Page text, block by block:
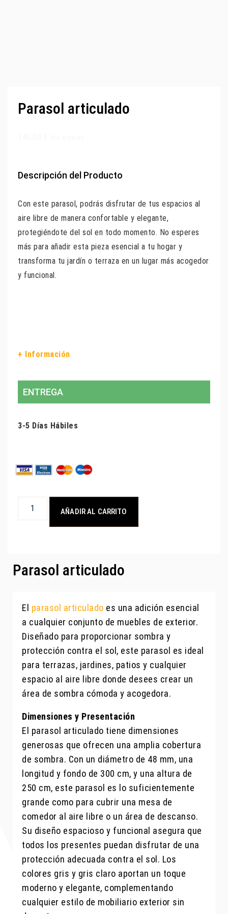
Parasol articulado
Descripción del Producto
Con este parasol, podrás disfrutar de tus espacios al
aire libre de manera confortable y elegante,
protegiéndote del sol en todo momento. No esperes
más para añadir esta pieza esencial a tu hogar y
transforma tu jardín o terraza en un lugar más acogedor
y funcional.
+ Información
ENTREGA
3-5 Días Hábiles
AÑADIR AL CARRITO
Parasol articulado
El parasol articulado es una adición esencial
a cualquier conjunto de muebles de exterior.
Diseñado para proporcionar sombra y
protección contra el sol, este parasol es ideal
para terrazas, jardines, patios y cualquier
espacio al aire libre donde desees crear un
área de sombra cómoda y acogedora.
Dimensiones y Presentación
El parasol articulado tiene dimensiones
generosas que ofrecen una amplia cobertura
de sombra. Con un diámetro de 48 mm, una
longitud y fondo de 300 cm, y una altura de
250 cm, este parasol es lo suficientemente
grande como para cubrir una mesa de
comedor al aire libre o un área de descanso.
Su diseño espacioso y funcional asegura que
todos los presentes puedan disfrutar de una
protección adecuada contra el sol. Los
colores gris y gris claro aportan un toque
moderno y elegante, complementando
cualquier estilo de mobiliario exterior sin